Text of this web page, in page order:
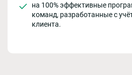
на 100% эффективные
команд, разработанные с
клиента.